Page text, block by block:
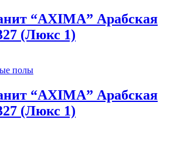
“AXIMA” Арабская
(Люкс 1)
полы
“AXIMA” Арабская
(Люкс 1)